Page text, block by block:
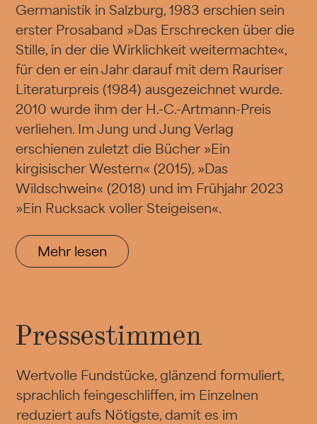
Germanistik in Salzburg, 1983 erschien sein
erster Prosaband »Das Erschrecken über die
Stille, in der die Wirklichkeit weitermachte«,
für den er ein Jahr darauf mit dem Rauriser
Literaturpreis (1984) ausgezeichnet wurde.
2010 wurde ihm der H.-C.-Artmann-Preis
verliehen. Im Jung und Jung Verlag
erschienen zuletzt die Bücher »Ein
kirgisischer Western« (2015), »Das
Wildschwein« (2018) und im Frühjahr 2023
»Ein Rucksack voller Steigeisen«.
Mehr lesen
Pressestimmen
Wertvolle Fundstücke, glänzend formuliert,
sprachlich feingeschliffen, im Einzelnen
reduziert aufs Nötigste, damit es im